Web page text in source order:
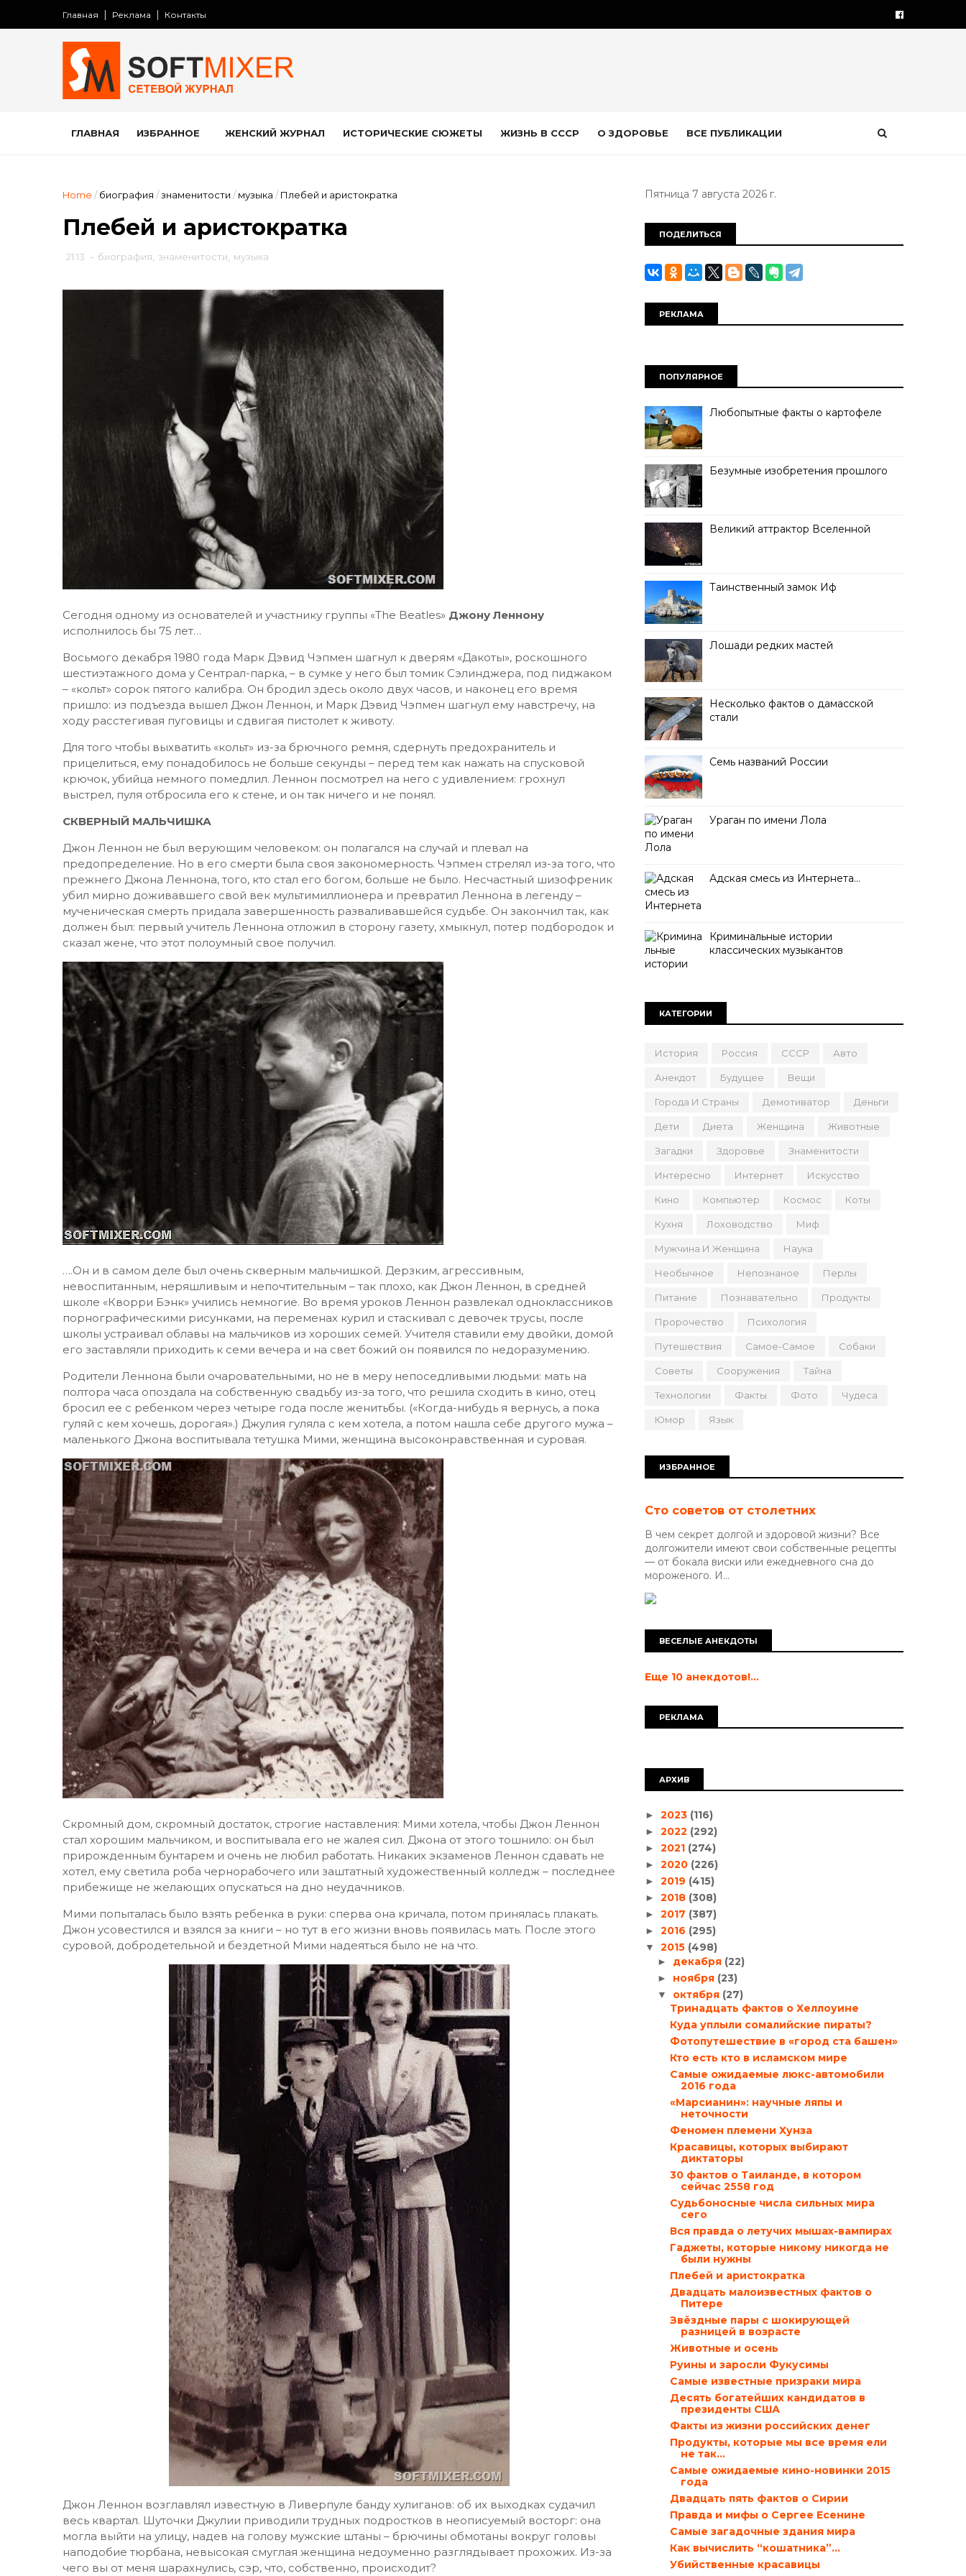
Главная Реклама Контакты
ГЛАВНАЯ ИЗБРАННОЕ ЖЕНСКИЙ ЖУРНАЛ ИСТОРИЧЕСКИЕ СЮЖЕТЫ ЖИЗНЬ В СССР О ЗДОРОВЬЕ ВСЕ ПУБЛИКАЦИИ
Home / биография /знаменитости / музыка / Плебей и аристократка
Плебей и аристократка
21:13 - биография знаменитости музыка
Сегодня одному из основателей и участнику группы «The Beatles» Джону Леннону
исполнилось бы 75 лет…
Восьмого декабря 1980 года Марк Дэвид Чэпмен шагнул к дверям «Дакоты», роскошного
шестиэтажного дома у Сентрал-парка, – в сумке у него был томик Сэлинджера, под пиджаком
– «кольт» сорок пятого калибра. Он бродил здесь около двух часов, и наконец его время
пришло: из подъезда вышел Джон Леннон, и Марк Дэвид Чэпмен шагнул ему навстречу, на
ходу расстегивая пуговицы и сдвигая пистолет к животу.
Для того чтобы выхватить «кольт» из-за брючного ремня, сдернуть предохранитель и
прицелиться, ему понадобилось не больше секунды – перед тем как нажать на спусковой
крючок, убийца немного помедлил. Леннон посмотрел на него с удивлением: грохнул
выстрел, пуля отбросила его к стене, и он так ничего и не понял.
СКВЕРНЫЙ МАЛЬЧИШКА
Джон Леннон не был верующим человеком: он полагался на случай и плевал на
предопределение. Но в его смерти была своя закономерность. Чэпмен стрелял из-за того, что
прежнего Джона Леннона, того, кто стал его богом, больше не было. Несчастный шизофреник
убил мирно доживавшего свой век мультимиллионера и превратил Леннона в легенду –
мученическая смерть придала завершенность разваливавшейся судьбе. Он закончил так, как
должен был: первый учитель Леннона отложил в сторону газету, хмыкнул, потер подбородок и
сказал жене, что этот полоумный свое получил.
….Он и в самом деле был очень скверным мальчишкой. Дерзким, агрессивным,
невоспитанным, неряшливым и непочтительным – так плохо, как Джон Леннон, в средней
школе «Кворри Бэнк» учились немногие. Во время уроков Леннон развлекал одноклассников
порнографическими рисунками, на переменах курил и стаскивал с девочек трусы, после
школы устраивал облавы на мальчиков из хороших семей. Учителя ставили ему двойки, домой
его заставляли приходить к семи вечера и на свет божий он появился по недоразумению.
Родители Леннона были очаровательными, но не в меру непоседливыми людьми: мать на
полтора часа опоздала на собственную свадьбу из-за того, что решила сходить в кино, отец
бросил ее с ребенком через четыре года после женитьбы. («Когда-нибудь я вернусь, а пока
гуляй с кем хочешь, дорогая».) Джулия гуляла с кем хотела, а потом нашла себе другого мужа –
маленького Джона воспитывала тетушка Мими, женщина высоконравственная и суровая.
Скромный дом, скромный достаток, строгие наставления: Мими хотела, чтобы Джон Леннон
стал хорошим мальчиком, и воспитывала его не жалея сил. Джона от этого тошнило: он был
прирожденным бунтарем и очень не любил работать. Никаких экзаменов Леннон сдавать не
хотел, ему светила роба чернорабочего или заштатный художественный колледж – последнее
прибежище не желающих опускаться на дно неудачников.
Мими попыталась было взять ребенка в руки: сперва она кричала, потом принялась плакать.
Джон усовестился и взялся за книги – но тут в его жизни вновь появилась мать. После этого
суровой, добродетельной и бездетной Мими надеяться было не на что.
Джон Леннон возглавлял известную в Ливерпуле банду хулиганов: об их выходках судачил
весь квартал. Шуточки Джулии приводили трудных подростков в неописуемый восторг: она
могла выйти на улицу, надев на голову мужские штаны – брючины обмотаны вокруг головы
наподобие тюрбана, невысокая смуглая женщина недоуменно разглядывает прохожих. Из-за
чего вы от меня шарахнулись, сэр, что, собственно, происходит?
Пятница 7 августа 2026 г.
ПОДЕЛИТЬСЯ
РЕКЛАМА
ПОПУЛЯРНОЕ
Любопытные факты о картофеле
Безумные изобретения прошлого
Великий аттрактор Вселенной
Таинственный замок Иф
Лошади редких мастей
Несколько фактов о дамасской
стали
Семь названий России
Ураган по имени Лола
Адская смесь из Интернета…
Криминальные истории
классических музыкантов
КАТЕГОРИИ
История Россия СССР Авто
Анекдот Будущее Вещи
Города И Страны Демотиватор Деньги
Дети Диета Женщина Животные
Загадки Здоровье Знаменитости
Интересно Интернет Искусство
Кино Компьютер Космос Коты
Кухня Лоховодство Миф
Мужчина И Женщина Наука
Необычное Непознаное Перлы
Питание Познавательно Продукты
Пророчество Психология
Путешествия Самое-Самое Собаки
Советы Сооружения Тайна
Технологии Факты Фото Чудеса
Юмор Язык
ИЗБРАННОЕ
Сто советов от столетних
В чем секрет долгой и здоровой жизни? Все
долгожители имеют свои собственные рецепты
— от бокала виски или ежедневного сна до
мороженого. И...
ВЕСЕЛЫЕ АНЕКДОТЫ
Еще 10 анекдотов!...
РЕКЛАМА
АРХИВ
► 2023 (116)
► 2022 (292)
► 2021 (274)
► 2020 (226)
► 2019 (415)
► 2018 (308)
► 2017 (387)
► 2016 (295)
▼ 2015 (498)
► декабря (22)
► ноября (23)
▼ октября (27)
Тринадцать фактов о Хеллоуине
Куда уплыли сомалийские пираты?
Фотопутешествие в «город ста башен»
Кто есть кто в исламском мире
Самые ожидаемые люкс-автомобили
2016 года
«Марсианин»: научные ляпы и
неточности
Феномен племени Хунза
Красавицы, которых выбирают
диктаторы
30 фактов о Таиланде, в котором
сейчас 2558 год
Судьбоносные числа сильных мира
сего
Вся правда о летучих мышах-вампирах
Гаджеты, которые никому никогда не
были нужны
Плебей и аристократка
Двадцать малоизвестных фактов о
Питере
Звёздные пары с шокирующей
разницей в возрасте
Животные и осень
Руины и заросли Фукусимы
Самые известные призраки мира
Десять богатейших кандидатов в
президенты США
Факты из жизни российских денег
Продукты, которые мы все время ели
не так…
Самые ожидаемые кино-новинки 2015
года
Двадцать пять фактов о Сирии
Правда и мифы о Сергее Есенине
Самые загадочные здания мира
Как вычислить “кошатника”…
Убийственные красавицы